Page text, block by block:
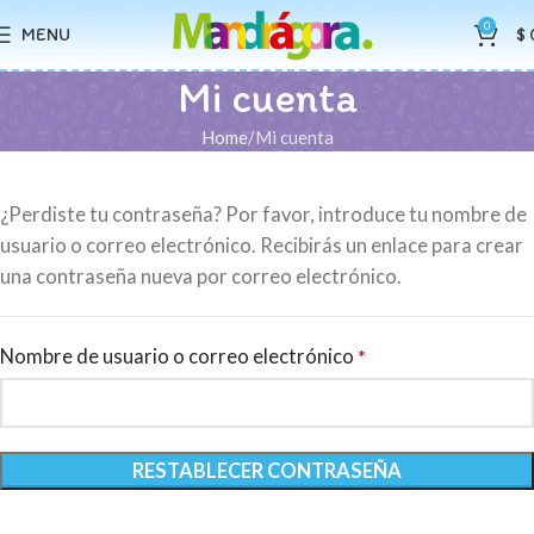
MENU 0 $
Mi cuenta
Home Mi cuenta
¿Perdiste tu contraseña? Por favor, introduce tu nombre de
usuario o correo electrónico. Recibirás un enlace para crear
una contraseña nueva por correo electrónico.
Nombre de usuario o correo electrónico *
RESTABLECER CONTRASEÑA